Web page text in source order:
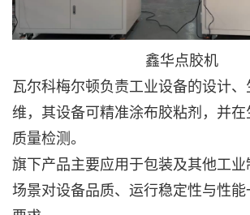
鑫华点胶机
瓦尔科梅尔顿负责工业设备的设计
维，其设备可精准涂布胶粘剂，并
质量检测。
旗下产品主要应用于包装及其他工
场景对设备品质、运行稳定性与性